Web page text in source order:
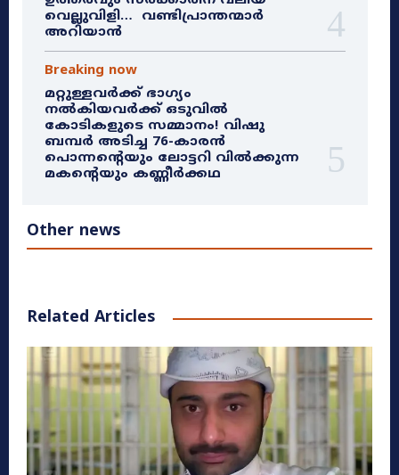
വെല്ലുവിളി… വണ്ടിപ്രാന്തന്മാർ
അറിയാൻ
Breaking now
മറ്റുള്ളവർക്ക് ഭാഗ്യം
നൽകിയവർക്ക് ഒടുവിൽ
കോടികളുടെ സമ്മാനം! വിഷു
ബമ്പർ അടിച്ച 76-കാരൻ
പൊന്നന്റെയും ലോട്ടറി വിൽക്കുന്ന
മകന്റെയും കണ്ണീർക്കഥ
Other news
Related Articles